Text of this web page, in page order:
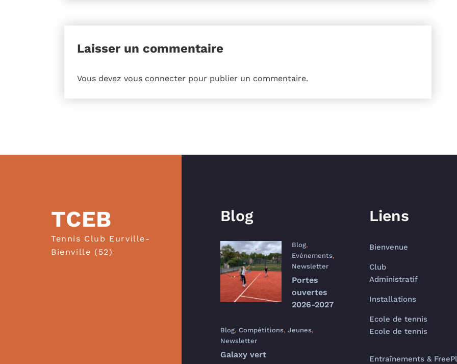
Laisser un commentaire
Vous devez vous connecter pour publier un commentaire.
TCEB
Tennis Club Eurville-
Bienville (52)
Blog
Blog,
Evénements,
Newsletter
Portes
ouvertes
2026-2027
Blog, Compétitions, Jeunes,
Newsletter
Galaxy vert
Liens
Bienvenue
Club
Administratif
Installations
Ecole de tennis
Ecole de tennis
Entraînements &